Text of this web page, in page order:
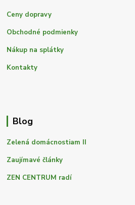
Ceny dopravy
Obchodné podmienky
Nákup na splátky
Kontakty
Blog
Zelená domácnostiam II
Zaujímavé články
ZEN CENTRUM radí